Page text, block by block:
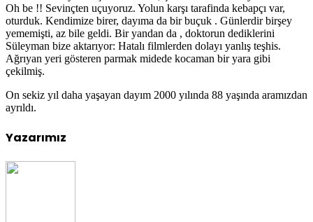
Oh be !! Sevinçten uçuyoruz. Yolun karşı tarafinda kebapçı var,
oturduk. Kendimize birer, dayıma da bir buçuk . Günlerdir birşey
yememişti, az bile geldi. Bir yandan da , doktorun dediklerini
Süleyman bize aktarıyor: Hatalı filmlerden dolayı yanlış teşhis.
Ağrıyan yeri gösteren parmak midede kocaman bir yara gibi
çekilmiş.
On sekiz yıl daha yaşayan dayım 2000 yılında 88 yaşında aramızdan
ayrıldı.
Yazarımız